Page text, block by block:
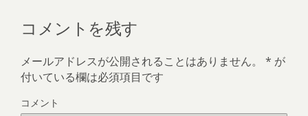
コメントを残す
メールアドレスが公開されることはありません。 * が
付いている欄は必須項目です
コメント